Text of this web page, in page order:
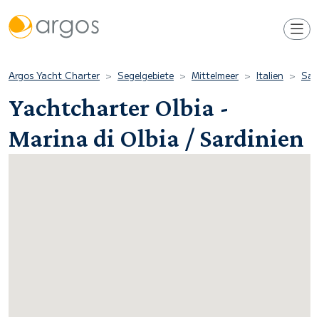
Argos Yacht Charter Segelgebiete Mittelmeer Italien
Yachtcharter Olbia -
Marina di Olbia / Sardinien